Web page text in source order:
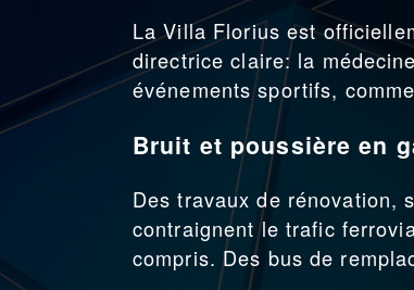
La Villa Florius est
directrice claire: la
événements sportifs,
Bruit et poussière en
Des travaux de rénovation,
contraignent le trafic
compris. Des bus de